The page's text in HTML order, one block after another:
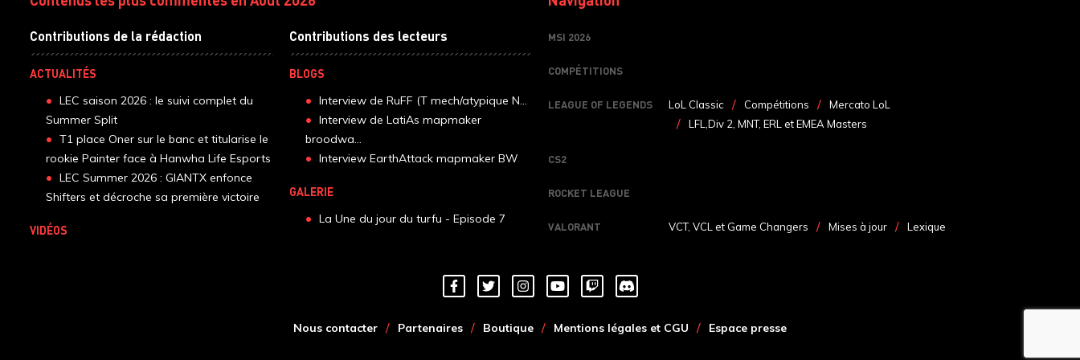
Contributions de la rédaction
ACTUALITÉS
LEC saison 2026 : le suivi complet du
Summer Split
T1 place Oner sur le banc et titularise le
rookie Painter face à Hanwha Life Esports
LEC Summer 2026 : GIANTX enfonce
Shifters et décroche sa première victoire
VIDÉOS
Contributions des lecteurs
BLOGS
Interview de RuFF (T mech/atypique N...
Interview de LatiAs mapmaker
broodwa...
Interview EarthAttack mapmaker BW
GALERIE
La Une du jour du turfu - Episode 7
MSI 2026
COMPÉTITIONS
LEAGUE OF LEGENDS LoL Classic Compétitions
Mercato LoL
LFL,Div 2, MNT, ERL et EMEA Masters
CS2
ROCKET LEAGUE
VALORANT VCT, VCL et Game Changers Mises à jour Lexique
Nous contacter Partenaires Boutique Mentions légales et CGU Espace presse